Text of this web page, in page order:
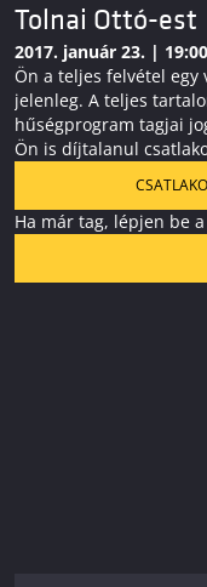
Tolnai Ottó-est
2017. január 23. | 19:00
Ön a teljes felvétel
jelenleg. A teljes
hűségprogram tagjai
Ön is díjtalanul
Ha már tag, lépjen be